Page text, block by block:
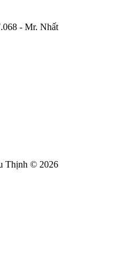
- Mr. Nhất
Thịnh © 2026